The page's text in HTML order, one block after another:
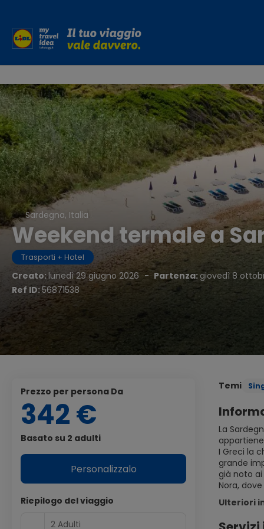
Sardegna, Italia
Weekend termale a
Trasporti + Hotel
Creato:lunedì 29 giugno 2026 - Partenza: giovedì 8
Ref ID:56871538
Temi
La
I Greci la
grande
già noto
Nora,
Ulteriori
Prezzo per persona Da
342 €
Basato su 2 adulti
Personalizzalo
Riepilogo del viaggio
2 Adulti